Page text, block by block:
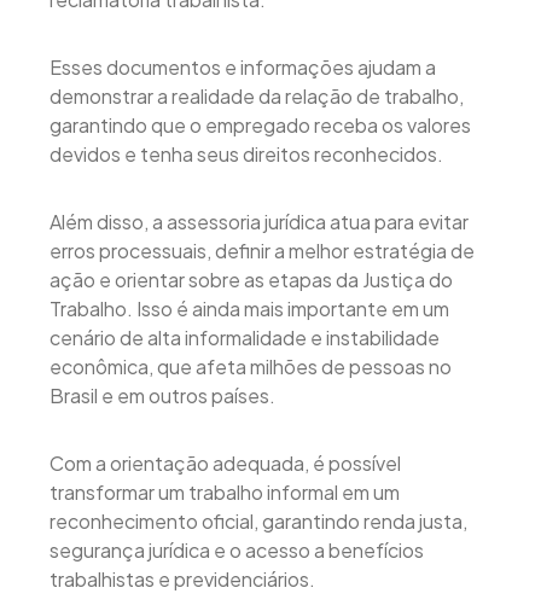
Esses documentos e informações ajudam a
demonstrar a realidade da relação de trabalho,
garantindo que o empregado receba os valores
devidos e tenha seus direitos reconhecidos.
Além disso, a assessoria jurídica atua para evitar
erros processuais, definir a melhor estratégia de
ação e orientar sobre as etapas da Justiça do
Trabalho. Isso é ainda mais importante em um
cenário de alta informalidade e instabilidade
econômica, que afeta milhões de pessoas no
Brasil e em outros países.
Com a orientação adequada, é possível
transformar um trabalho informal em um
reconhecimento oficial, garantindo renda justa,
segurança jurídica e o acesso a benefícios
trabalhistas e previdenciários.